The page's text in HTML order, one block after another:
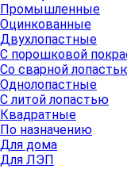
Промышленные
Оцинкованные
Двухлопастные
С порошковой
Со сварной
Однолопастные
С литой лопастью
Квадратные
По назначению
Для дома
Для ЛЭП